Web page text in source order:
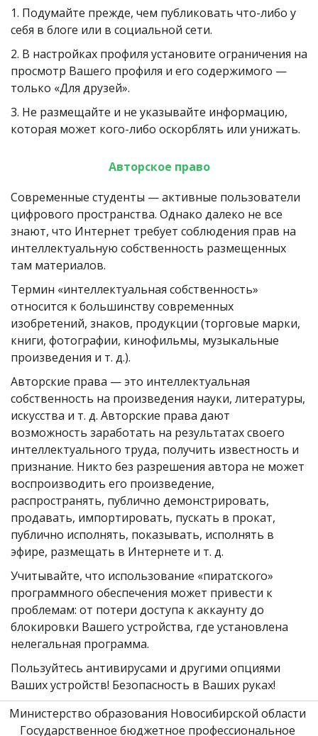
1. Подумайте прежде, чем публиковать что-либо у
себя в блоге или в социальной сети.
2. В настройках профиля установите ограничения на
просмотр Вашего профиля и его содержимого —
только «Для друзей».
3. Не размещайте и не указывайте информацию,
которая может кого-либо оскорблять или унижать.
Авторское право
Современные студенты — активные пользователи
цифрового пространства. Однако далеко не все
знают, что Интернет требует соблюдения прав на
интеллектуальную собственность размещенных
там материалов.
Термин «интеллектуальная собственность»
относится к большинству современных
изобретений, знаков, продукции (торговые марки,
книги, фотографии, кинофильмы, музыкальные
произведения и т. д.).
Авторские права — это интеллектуальная
собственность на произведения науки, литературы,
искусства и т. д. Авторские права дают
возможность заработать на результатах своего
интеллектуального труда, получить известность и
признание. Никто без разрешения автора не может
воспроизводить его произведение,
распространять, публично демонстрировать,
продавать, импортировать, пускать в прокат,
публично исполнять, показывать, исполнять в
эфире, размещать в Интернете и т. д.
Учитывайте, что использование «пиратского»
программного обеспечения может привести к
проблемам: от потери доступа к аккаунту до
блокировки Вашего устройства, где установлена
нелегальная программа.
Пользуйтесь антивирусами и другими опциями
Ваших устройств! Безопасность в Ваших руках!
Министерство образования Новосибирской области
Государственное бюджетное профессиональное